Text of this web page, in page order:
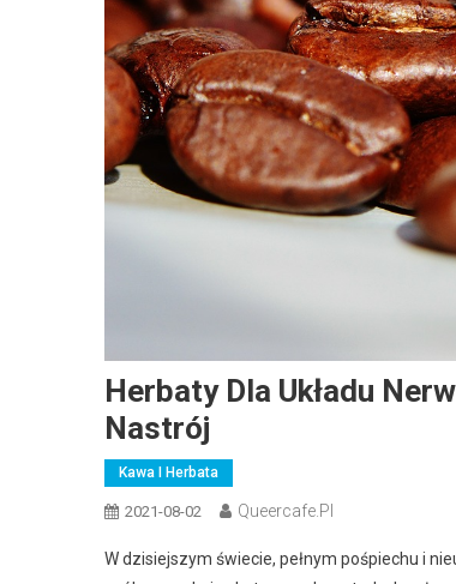
Herbaty Dla Układu
Nastrój
Kawa I Herbata
2021-08-02 Queercafe.pl
W dzisiejszym świecie, pełnym pośpiechu i